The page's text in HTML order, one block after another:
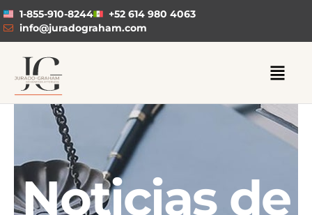
1-855-910-8244
+52 614 980 4063
info@juradograham.com
Noticias de